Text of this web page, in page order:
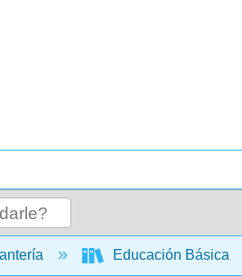
jerarquía globalEducación Básica